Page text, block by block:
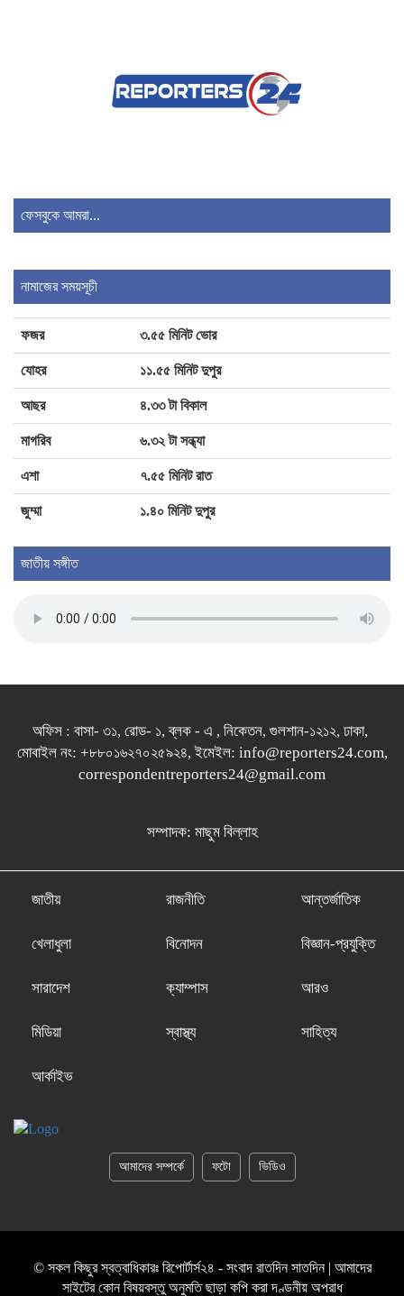
স্ত্রীর স্বর্ণ বেচে পেঁপে চাষ করে কোটিপতি!
সালমান শাহ হত্যা মামলা: ৩০ বছর পর ডন
সাগরে লঘুচাপ, সারা দেশে অতিভারী বর্ষণের আভাস
ফেসবুকে আমরা...
নামাজের সময়সূচী
ফজর ৩.৫৫ মিনিট ভোর
যোহর ১১.৫৫ মিনিট দুপুর
আছর ৪.৩৩ টা বিকাল
মাগরিব ৬.৩২ টা সন্ধ্যা
এশা ৭.৫৫ মিনিট রাত
জুম্মা ১.৪০ মিনিট দুপুর
জাতীয় সঙ্গীত
অফিস : বাসা- ৩১, রোড- ১, ব্লক - এ , নিকেতন, গুলশান-১২১২, ঢাকা,
মোবাইল নং: +৮৮০১৬২৭০২৫৯২৪, ইমেইল: info@reporters24.com,
correspondentreporters24@gmail.com
সম্পাদক: মাছুম বিল্লাহ
জাতীয় রাজনীতি আন্তর্জাতিক
খেলাধুলা বিনোদন বিজ্ঞান-প্রযুক্তি
সারাদেশ ক্যাম্পাস আরও
মিডিয়া স্বাস্থ্য সাহিত্য
আর্কাইভ
আমাদের সম্পর্কে ফটো ভিডিও
© সকল কিছুর স্বত্বাধিকারঃ রিপোর্টার্স২৪ - সংবাদ রাতদিন সাতদিন | আমাদের
সাইটের কোন বিষয়বস্তু অনুমতি ছাড়া কপি করা দণ্ডনীয় অপরাধ